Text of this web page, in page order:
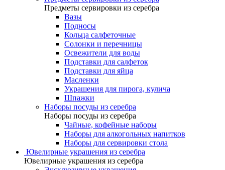
Предметы сервировки из серебра
Вазы
Подносы
Кольца салфеточные
Солонки и перечницы
Освежители для воды
Подставки для салфеток
Подставки для яйца
Масленки
Украшения для пирога, кулича
Шпажки
Наборы посуды из серебра
Наборы посуды из серебра
Чайные, кофейные наборы
Наборы для алкогольных напитков
Наборы для сервировки стола
Ювелирные украшения из серебра
Ювелирные украшения из серебра